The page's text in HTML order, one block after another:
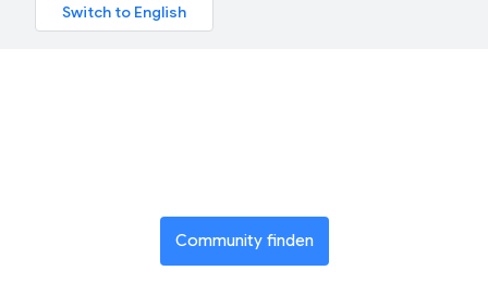
Community finden